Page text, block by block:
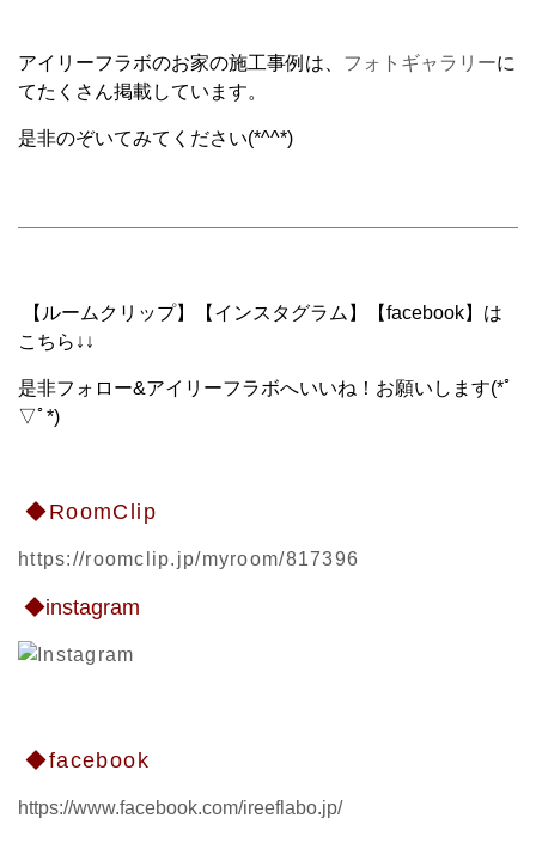
アイリーフラボのお家の施工事例は、 フォトギャラリーに
てたくさん掲載しています。
是非のぞいてみてください(*^^*)
【ルームクリップ】【インスタグラム】【facebook】は
こちら↓↓
是非フォロー&アイリーフラボへいいね！お願いします(*ﾟ
▽ﾟ*)
◆RoomClip
https://roomclip.jp/myroom/817396
◆instagram
◆facebook
https://www.facebook.com/ireeflabo.jp/